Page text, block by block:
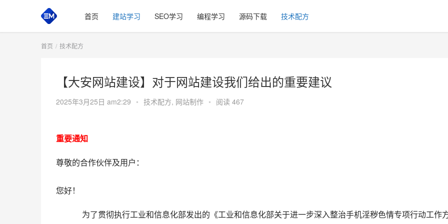
首页 建站学习 SEO学习 编程学习 源码下载 技术配方
首页 技术配方
【大安网站建设】对于网站建设我们给出的重要建议
2025年3月25日 am2:29 • 技术配方, 网站制作 • 阅读 467
重要通知
尊敬的合作伙伴及用户：
您好！
为了贯彻执行工业和信息化部发出的《工业和信息化部关于进一步深入整治手机淫秽色情专项行动工作